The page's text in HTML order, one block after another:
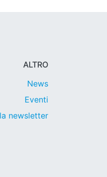
ALTRO
News
Eventi
newsletter